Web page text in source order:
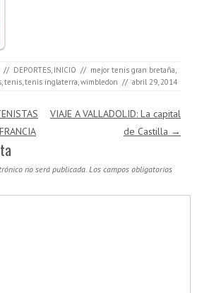
// DEPORTES, INICIO // mejor tenis gran bretaña,
,tenis,tenis inglaterra,wimbledon // abril 29, 2014
VIAJE A VALLADOLID: La capital
de Castilla →
no será publicada. Los campos obligatorios